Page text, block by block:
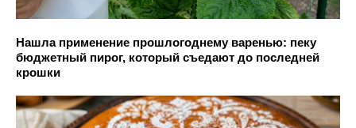
Нашла применение прошлогоднему варенью: пеку
бюджетный пирог, который съедают до последней
крошки